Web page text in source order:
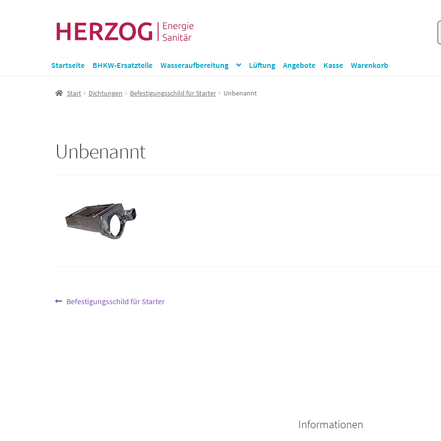
Zur
Navigation
Zum
Inhalt
Startseite BHKW-Ersatzteile Wasseraufbereitung Lüftung Angebote Kasse Warenkorb
Start Dichtungen Befestigungsschild für Starter Unbenannt
Unbenannt
Beitragsnavigation
Vorheriger
Befestigungsschild für Starter
Informationen